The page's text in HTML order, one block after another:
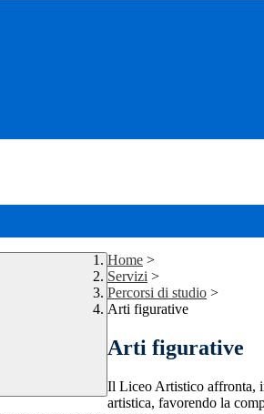
Home >
Servizi >
Percorsi di studio >
Arti figurative
Arti figurative
Il Liceo Artistico affronta,
artistica, favorendo la